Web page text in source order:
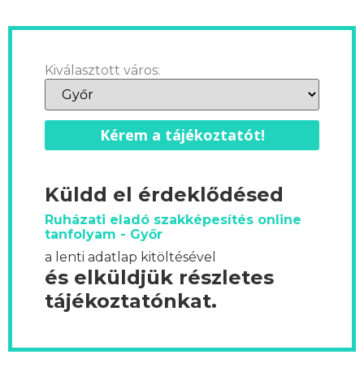
Kiválasztott város:
Kérem a tájékoztatót!
Küldd el érdeklődésed
Ruházati eladó szakképesítés online
tanfolyam - Győr
a lenti adatlap kitöltésével
és elküldjük részletes
tájékoztatónkat.